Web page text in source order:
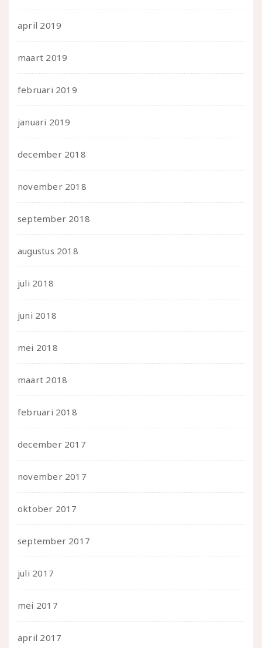
april 2019
maart 2019
februari 2019
januari 2019
december 2018
november 2018
september 2018
augustus 2018
juli 2018
juni 2018
mei 2018
maart 2018
februari 2018
december 2017
november 2017
oktober 2017
september 2017
juli 2017
mei 2017
april 2017